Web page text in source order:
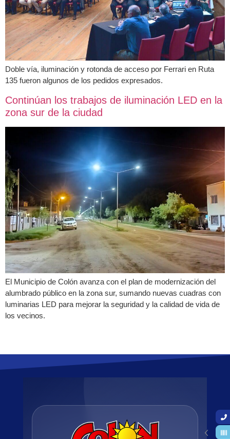
Doble vía, iluminación y rotonda de acceso por Ferrari en Ruta
135 fueron algunos de los pedidos expresados.
Continúan los trabajos de iluminación LED en la
zona sur de la ciudad
El Municipio de Colón avanza con el plan de modernización del
alumbrado público en la zona sur, sumando nuevas cuadras con
luminarias LED para mejorar la seguridad y la calidad de vida de
los vecinos.